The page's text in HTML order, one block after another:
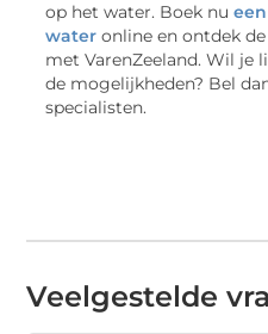
op het water. Boek nu
water online en ontdek
met VarenZeeland. Wil je
de mogelijkheden? Bel
specialisten.
Veelgestelde